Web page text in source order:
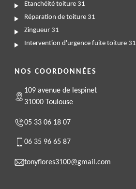
Etanchéité toiture 31
Réparation de toiture 31
Zingueur 31
Intervention d'urgence fuite toiture 31
NOS COORDONNÉES
109 avenue de lespinet
31000 Toulouse
05 33 06 18 07
06 35 96 65 87
tonyflores3100@gmail.com